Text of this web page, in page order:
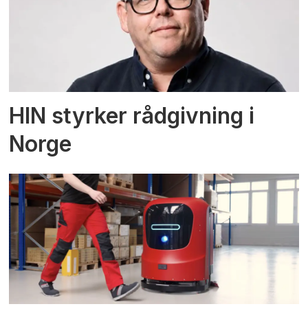
HIN styrker rådgivning i
Norge